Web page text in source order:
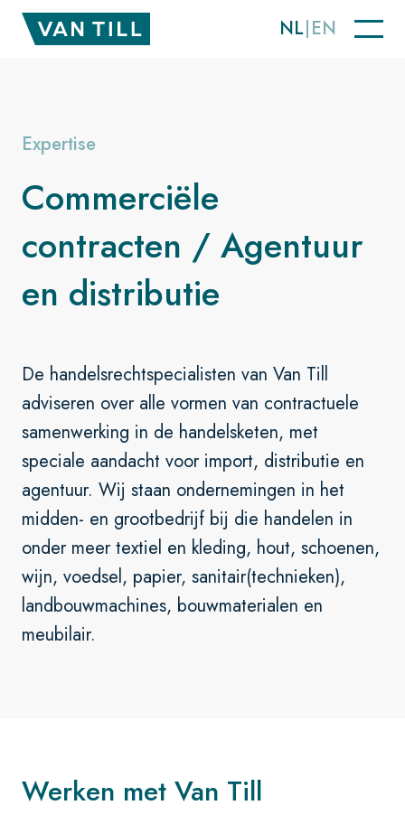
NL EN
Expertise
Commerciële
contracten / Agentuur
en distributie
De handelsrechtspecialisten van Van Till
adviseren over alle vormen van contractuele
samenwerking in de handelsketen, met
speciale aandacht voor import, distributie en
agentuur. Wij staan ondernemingen in het
midden- en grootbedrijf bij die handelen in
onder meer textiel en kleding, hout, schoenen,
wijn, voedsel, papier, sanitair(technieken),
landbouwmachines, bouwmaterialen en
meubilair.
Werken met Van Till